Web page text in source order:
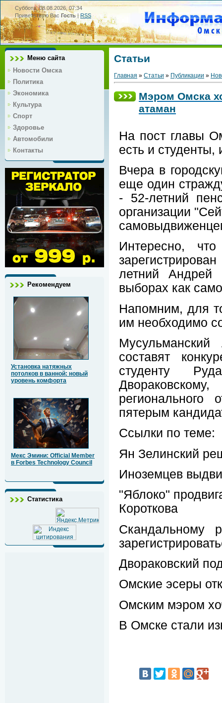
Суббота, 08.08.2026, 07:34
Приветствую Вас Гость|RSS
Меню сайта
Новости Омска
Политика
Экономика
Культура
Спорт
Здоровье
Автомобили
Контакты
Рекомендуем
Установка натяжных
потолков в ванной: новый
уровень комфорта
Мекс Эмини: Official Member
в Forbes Technology Council
Статистика
Статьи
Главная » Статьи » Публикации »
Мэром Омска
атаман
На пост главы
есть и
Вчера в
еще один
- 52-летний
организации
Интересно,
летний Андрей
выборах как
Напомним, для
им необходимо
составят
студенту
пятерым
Ссылки по теме:
Ян Зелинский
Иноземцев
"Яблоко"
Короткова
Скандальному
Двораковский
Омские эсеры
Омским мэром
В Омске стали